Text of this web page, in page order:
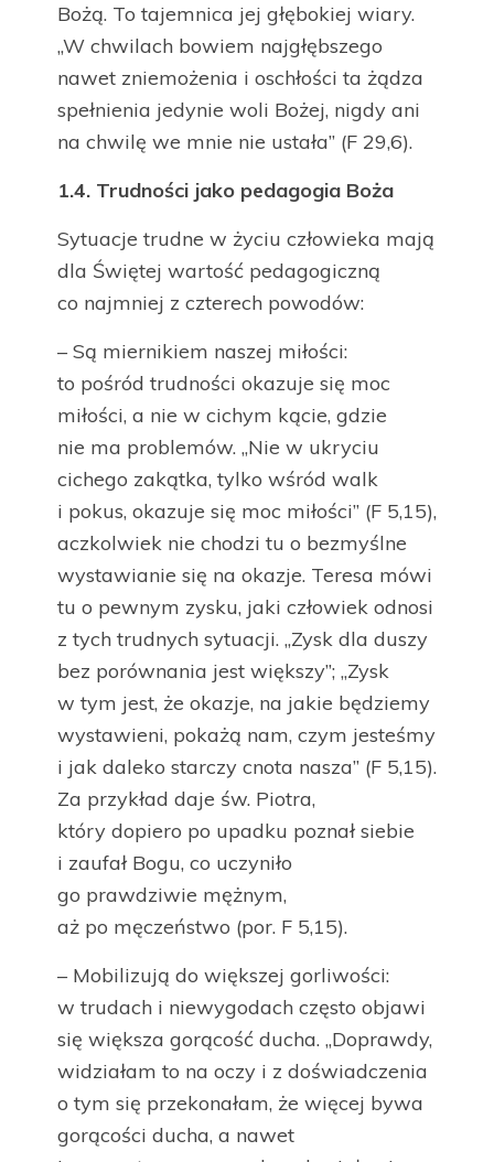
Bożą. To tajemnica jej głębokiej wiary.
„W chwilach bowiem najgłębszego
nawet zniemożenia i oschłości ta żądza
spełnienia jedynie woli Bożej, nigdy ani
na chwilę we mnie nie ustała” (F 29,6).
1.4. Trudności jako pedagogia Boża
Sytuacje trudne w życiu człowieka mają
dla Świętej wartość pedagogiczną
co najmniej z czterech powodów:
– Są miernikiem naszej miłości:
to pośród trudności okazuje się moc
miłości, a nie w cichym kącie, gdzie
nie ma problemów. „Nie w ukryciu
cichego zakątka, tylko wśród walk
i pokus, okazuje się moc miłości” (F 5,15),
aczkolwiek nie chodzi tu o bezmyślne
wystawianie się na okazje. Teresa mówi
tu o pewnym zysku, jaki człowiek odnosi
z tych trudnych sytuacji. „Zysk dla duszy
bez porównania jest większy”; „Zysk
w tym jest, że okazje, na jakie będziemy
wystawieni, pokażą nam, czym jesteśmy
i jak daleko starczy cnota nasza” (F 5,15).
Za przykład daje św. Piotra,
który dopiero po upadku poznał siebie
i zaufał Bogu, co uczyniło
go prawdziwie mężnym,
aż po męczeństwo (por. F 5,15).
– Mobilizują do większej gorliwości:
w trudach i niewygodach często objawi
się większa gorącość ducha. „Doprawdy,
widziałam to na oczy i z doświadczenia
o tym się przekonałam, że więcej bywa
gorącości ducha, a nawet